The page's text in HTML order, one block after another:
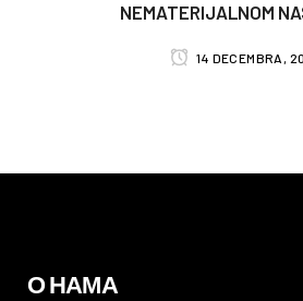
NEMATERIJALNOM
14 DECEMBRA,
О НАМА